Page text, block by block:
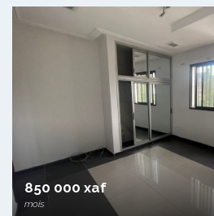
850 000 xaf
mois